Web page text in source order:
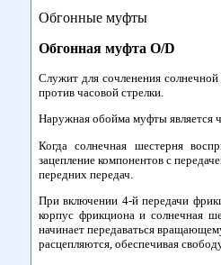
Обгонные муфты
Обгонная муфта O/D
Служит для сочленения
против часовой стрелки.
Наружная обойма муфты является
Когда солнечная шестерня
зацепление компонентов с
передних передач.
При включении 4-й передачи
корпус фрикциона и солнечная
начинает передаваться
расцепляются, обеспечивая